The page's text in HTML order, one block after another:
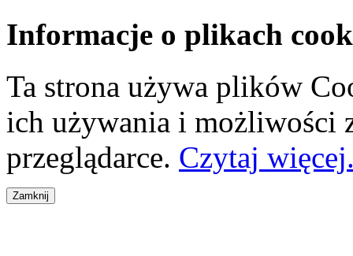
Informacje o plikach
Ta strona używa plików
ich używania i możliwości
przeglądarce. Czytaj